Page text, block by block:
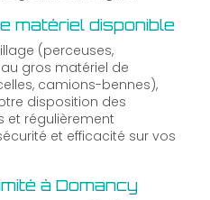
matériel disponible
(perceuses,
gros matériel de
camions-bennes),
disposition des
et régulièrement
et efficacité sur vos
à Domancy